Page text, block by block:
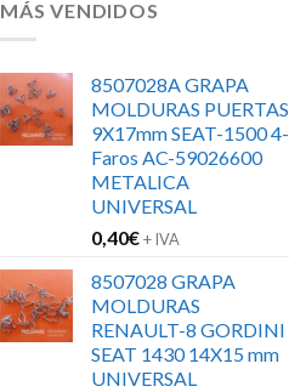
MÁS VENDIDOS
8507028A GRAPA
MOLDURAS PUERTAS
9X17mm SEAT-1500 4-
Faros AC-59026600
METALICA
UNIVERSAL
0,40€+ IVA
8507028 GRAPA
MOLDURAS
RENAULT-8 GORDINI
SEAT 1430 14X15 mm
UNIVERSAL